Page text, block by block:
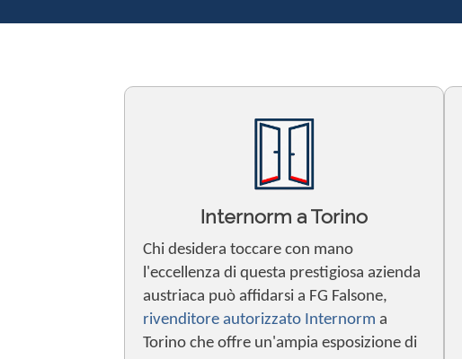
Internorm a Torino
Chi desidera toccare con mano
l'eccellenza di questa prestigiosa azienda
austriaca può affidarsi a FG Falsone,
rivenditore autorizzato Internorm a
Torino che offre un'ampia esposizione di